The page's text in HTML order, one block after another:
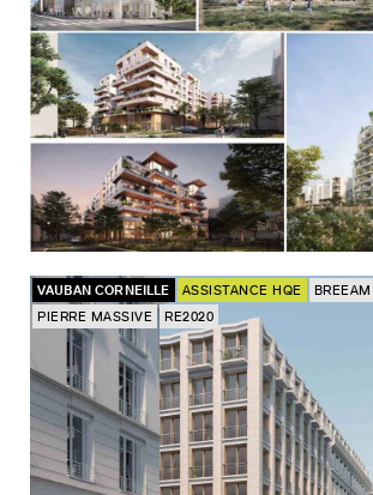
VAUBAN CORNEILLE ASSISTANCE HQE
BREEAM
PIERRE MASSIVE
RE2020